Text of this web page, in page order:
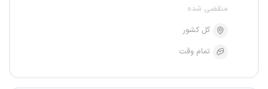
منقضی شده
کل کشور
تمام وقت